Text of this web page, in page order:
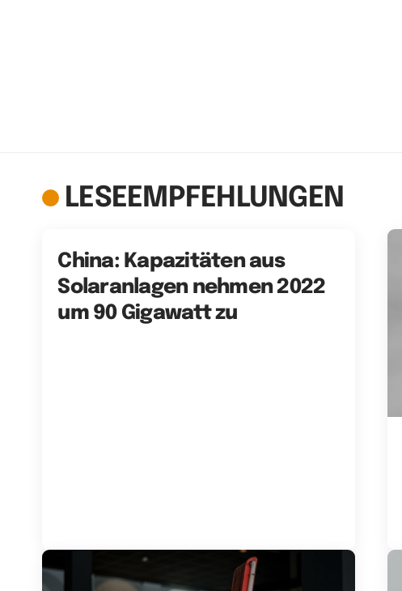
LESEEMPFEHLUNGEN
China: Kapazitäten aus
Solaranlagen nehmen 2022
um 90 Gigawatt zu